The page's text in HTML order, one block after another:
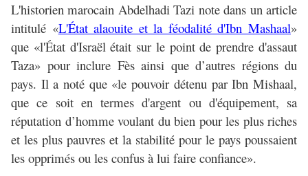
L'historien marocain Abdelhadi Tazi note dans un article
intitulé «L'État alaouite et la féodalité d'Ibn Mashaal»
que «l'État d'Israël était sur le point de prendre d'assaut
Taza» pour inclure Fès ainsi que d’autres régions du
pays. Il a noté que «le pouvoir détenu par Ibn Mishaal,
que ce soit en termes d'argent ou d'équipement, sa
réputation d’homme voulant du bien pour les plus riches
et les plus pauvres et la stabilité pour le pays poussaient
les opprimés ou les confus à lui faire confiance».